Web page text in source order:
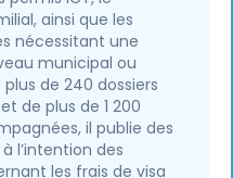
ainsi que les
nécessitant une
municipal ou
de 240 dossiers
de plus de 1 200
il publie des
l’intention des
les frais de visa